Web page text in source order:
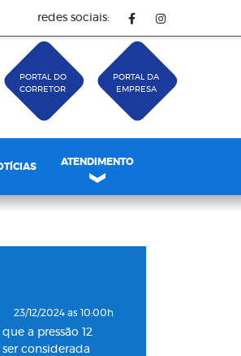
redes sociais:
PORTAL DO
CORRETOR
PORTAL DA
EMPRESA
ATENDIMENTO
23/12/2024 as 10:00h
a pressão 12
considerada